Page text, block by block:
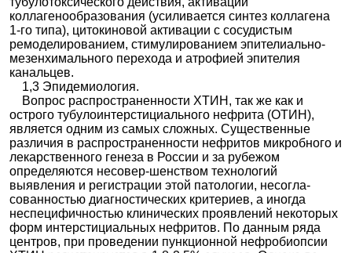
коллагенообразования (усиливается синтез коллагена
1-го типа), цитокиновой активации с сосудистым
ремоделированием, стимулированием эпителиально-
мезенхимального перехода и атрофией эпителия
канальцев.
1,3 Эпидемиология.
Вопрос распространенности ХТИН, так же как и
острого тубулоинтерстициального нефрита (ОТИН),
является одним из самых сложных. Существенные
различия в распространенности нефритов микробного и
лекарственного генеза в России и за рубежом
определяются несовер-шенством технологий
выявления и регистрации этой патологии, несогла-
сованностью диагностических критериев, а иногда
неспецифичностью клинических проявлений некоторых
форм интерстициальных нефритов. По данным ряда
центров, при проведении пункционной нефробиопсии